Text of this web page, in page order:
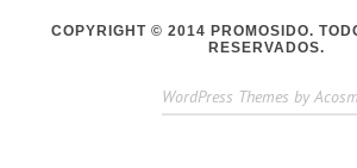
COPYRIGHT © 2014 PROMOSIDO.
RESERVADOS.
WordPress Themes by